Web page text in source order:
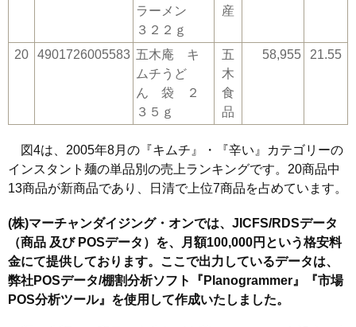
ラーメン
３２２ｇ
産
20 4901726005583 五木庵 キ
ムチうど
ん 袋 ２
３５ｇ
五
木
食
品
58,955 21.55
図4は、2005年8月の『キムチ』・『辛い』カテゴリーの
インスタント麺の単品別の売上ランキングです。20商品中
13商品が新商品であり、日清で上位7商品を占めています。
(株)マーチャンダイジング・オンでは、JICFS/RDSデータ
（商品 及び POSデータ）を、月額100,000円という格安料
金にて提供しております。ここで出力しているデータは、
弊社POSデータ/棚割分析ソフト『Planogrammer』『市場
POS分析ツール』を使用して作成いたしました。